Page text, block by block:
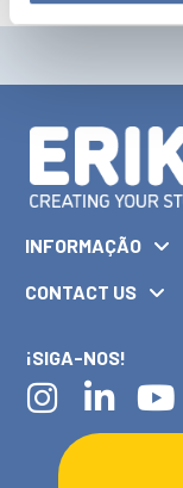
INFORMAÇÃO
CONTACT US
¡SIGA-NOS!